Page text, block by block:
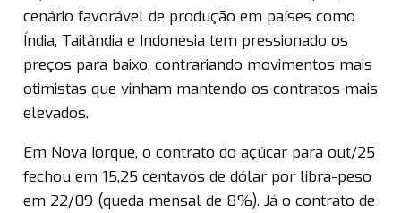
cenário favorável de produção em países como
Índia, Tailândia e Indonésia tem pressionado os
preços para baixo, contrariando movimentos mais
otimistas que vinham mantendo os contratos mais
elevados.
Em Nova Iorque, o contrato do açúcar para out/25
fechou em 15,25 centavos de dólar por libra-peso
em 22/09 (queda mensal de 8%). Já o contrato de